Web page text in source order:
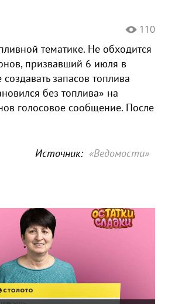
110
тематике. Не обходится
призвавший 6 июля в
запасов топлива
без топлива» на
голосовое сообщение. После
Источник: «Ведомости»